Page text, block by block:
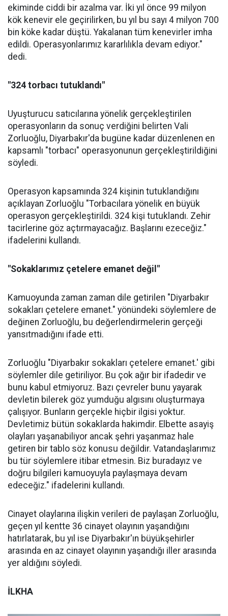
ekiminde ciddi bir azalma var. İki yıl önce 99 milyon
kök kenevir ele geçirilirken, bu yıl bu sayı 4 milyon 700
bin köke kadar düştü. Yakalanan tüm kenevirler imha
edildi. Operasyonlarımız kararlılıkla devam ediyor."
dedi.
"324 torbacı tutuklandı"
Uyuşturucu satıcılarına yönelik gerçekleştirilen
operasyonların da sonuç verdiğini belirten Vali
Zorluoğlu, Diyarbakır'da bugüne kadar düzenlenen en
kapsamlı "torbacı" operasyonunun gerçekleştirildiğini
söyledi.
Operasyon kapsamında 324 kişinin tutuklandığını
açıklayan Zorluoğlu "Torbacılara yönelik en büyük
operasyon gerçekleştirildi. 324 kişi tutuklandı. Zehir
tacirlerine göz açtırmayacağız. Başlarını ezeceğiz."
ifadelerini kullandı.
"Sokaklarımız çetelere emanet değil"
Kamuoyunda zaman zaman dile getirilen "Diyarbakır
sokakları çetelere emanet." yönündeki söylemlere de
değinen Zorluoğlu, bu değerlendirmelerin gerçeği
yansıtmadığını ifade etti.
Zorluoğlu "Diyarbakır sokakları çetelere emanet.' gibi
söylemler dile getiriliyor. Bu çok ağır bir ifadedir ve
bunu kabul etmiyoruz. Bazı çevreler bunu yayarak
devletin bilerek göz yumduğu algısını oluşturmaya
çalışıyor. Bunların gerçekle hiçbir ilgisi yoktur.
Devletimiz bütün sokaklarda hakimdir. Elbette asayiş
olayları yaşanabiliyor ancak şehri yaşanmaz hale
getiren bir tablo söz konusu değildir. Vatandaşlarımız
bu tür söylemlere itibar etmesin. Biz buradayız ve
doğru bilgileri kamuoyuyla paylaşmaya devam
edeceğiz." ifadelerini kullandı.
Cinayet olaylarına ilişkin verileri de paylaşan Zorluoğlu,
geçen yıl kentte 36 cinayet olayının yaşandığını
hatırlatarak, bu yıl ise Diyarbakır'ın büyükşehirler
arasında en az cinayet olayının yaşandığı iller arasında
yer aldığını söyledi.
İLKHA